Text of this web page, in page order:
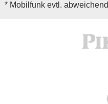
* Mobilfunk evtl. abweichend